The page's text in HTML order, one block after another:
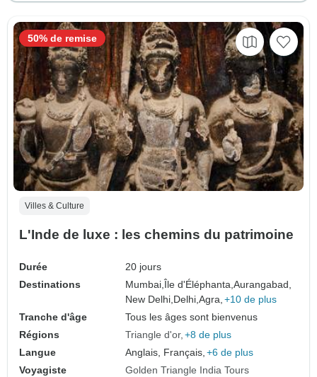
Villes & Culture
L'Inde de luxe : les chemins du patrimoine
Durée
20 jours
Destinations
Mumbai, Île d'Éléphanta,Aurangabad,
New Delhi, Delhi,Agra, +10 de plus
Tranche d'âge
Tous les âges sont bienvenus
Régions
Triangle d'or +8 de plus
Langue
Anglais, Français, +6 de plus
Voyagiste
Golden Triangle India Tours
50% de remise